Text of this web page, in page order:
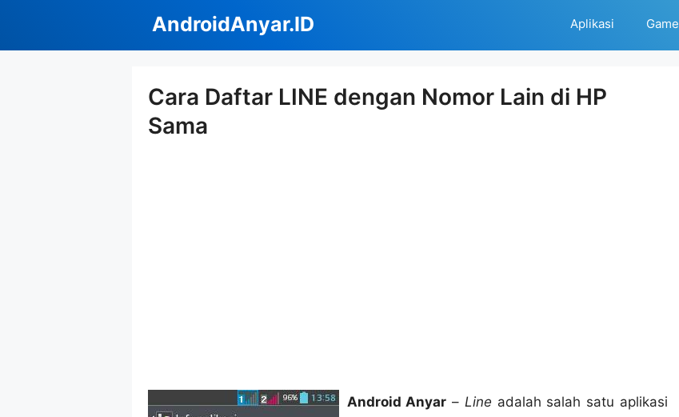
isi
AndroidAnyar.ID Aplikasi Game
Cara Daftar LINE dengan Nomor Lain di HP
Sama
Android Anyar – Line adalah salah satu aplikasi